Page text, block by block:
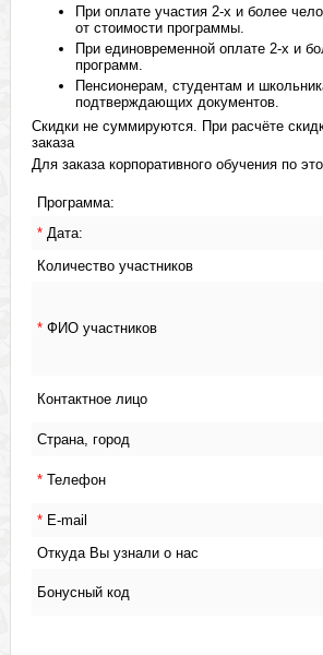
При оплате участия 2-х и более
от стоимости программы.
При единовременной оплате 2-х и
программ.
Пенсионерам, студентам и
подтверждающих документов.
Скидки не суммируются. При расчёте
заказа
Для заказа корпоративного обучения по